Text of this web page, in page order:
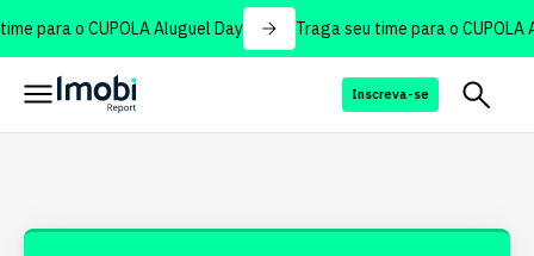
para o CUPOLA Aluguel Day Traga seu time para o CUPOLA
Inscreva-se